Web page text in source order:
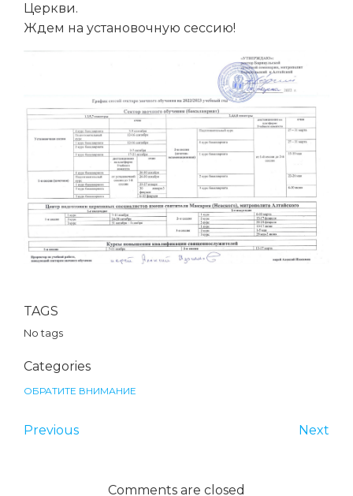
Церкви.
Ждем на установочную сессию!
TAGS
No tags
Categories
ОБРАТИТЕ ВНИМАНИЕ
Previous Next
Comments are closed